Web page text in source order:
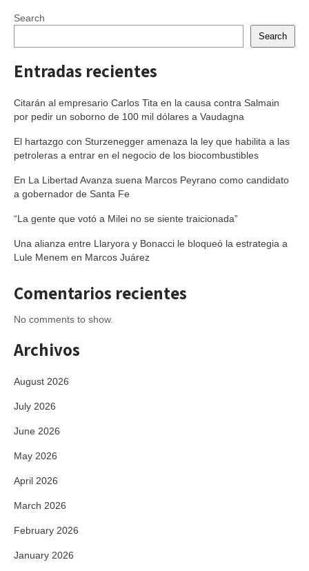
Search
Search
Entradas recientes
Citarán al empresario Carlos Tita en la causa contra Salmain
por pedir un soborno de 100 mil dólares a Vaudagna
El hartazgo con Sturzenegger amenaza la ley que habilita a las
petroleras a entrar en el negocio de los biocombustibles
En La Libertad Avanza suena Marcos Peyrano como candidato
a gobernador de Santa Fe
“La gente que votó a Milei no se siente traicionada”
Una alianza entre Llaryora y Bonacci le bloqueó la estrategia a
Lule Menem en Marcos Juárez
Comentarios recientes
No comments to show.
Archivos
August 2026
July 2026
June 2026
May 2026
April 2026
March 2026
February 2026
January 2026